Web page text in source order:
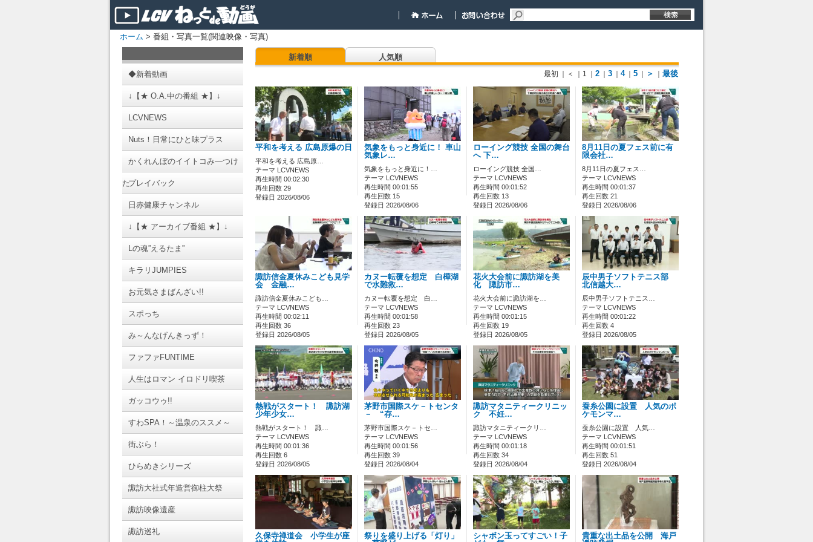
ホーム > 番組・写真一覧(関連映像・写真)
◆新着動画
↓【★ O.A.中の番組 ★】↓
LCVNEWS
Nuts！日常にひと味プラス
かくれんぼのイイトコみ―つけ
たプレイバック
日赤健康チャンネル
↓【★ アーカイブ番組 ★】↓
Lの魂”えるたま”
キラリJUMPIES
お元気さまばんざい!!
スポっち
み～んなげんきっず！
ファファFUNTIME
人生はロマン イロドリ喫茶
ガッコウゥ!!
すわSPA！～温泉のススメ～
街ぶら！
ひらめきシリーズ
諏訪大社式年造営御柱大祭
諏訪映像遺産
諏訪巡礼
新着順 人気順
最初 ｜＜ ｜1 2 3 4 5 ＞ 最後
平和を考える 広島原爆の日
平和を考える 広島原…
テーマ LCVNEWS
再生時間 00:02:30
再生回数 29
登録日 2026/08/06
気象をもっと身近に！ 車山
気象レ…
気象をもっと身近に！…
テーマ LCVNEWS
再生時間 00:01:55
再生回数 15
登録日 2026/08/06
ローイング競技 全国の舞台
へ 下…
ローイング競技 全国…
テーマ LCVNEWS
再生時間 00:01:52
再生回数 13
登録日 2026/08/06
8月11日の夏フェス前に有
限会社…
8月11日の夏フェス…
テーマ LCVNEWS
再生時間 00:01:37
再生回数 21
登録日 2026/08/06
諏訪信金夏休みこども見学
会 金融…
諏訪信金夏休みこども…
テーマ LCVNEWS
再生時間 00:02:11
再生回数 36
登録日 2026/08/05
カヌー転覆を想定 白樺湖
で水難救…
カヌー転覆を想定 白…
テーマ LCVNEWS
再生時間 00:01:58
再生回数 23
登録日 2026/08/05
花火大会前に諏訪湖を美
化 諏訪市…
花火大会前に諏訪湖を…
テーマ LCVNEWS
再生時間 00:01:15
再生回数 19
登録日 2026/08/05
辰中男子ソフトテニス部
北信越大…
辰中男子ソフトテニス…
テーマ LCVNEWS
再生時間 00:01:22
再生回数 4
登録日 2026/08/05
熱戦がスタート！ 諏訪湖
少年少女…
熱戦がスタート！ 諏…
テーマ LCVNEWS
再生時間 00:01:36
再生回数 6
登録日 2026/08/05
茅野市国際スケ－トセンタ
－ “存…
茅野市国際スケ－トセ…
テーマ LCVNEWS
再生時間 00:01:56
再生回数 39
登録日 2026/08/04
諏訪マタニティークリニッ
ク 不妊…
諏訪マタニティークリ…
テーマ LCVNEWS
再生時間 00:01:18
再生回数 34
登録日 2026/08/04
蚕糸公園に設置 人気のポ
ケモンマ…
蚕糸公園に設置 人気…
テーマ LCVNEWS
再生時間 00:01:51
再生回数 51
登録日 2026/08/04
久保寺禅道会 小学生が座
祭りを盛り上げる「灯り」
シャボン玉ってすごい！子
貴重な出土品を公開 海戸